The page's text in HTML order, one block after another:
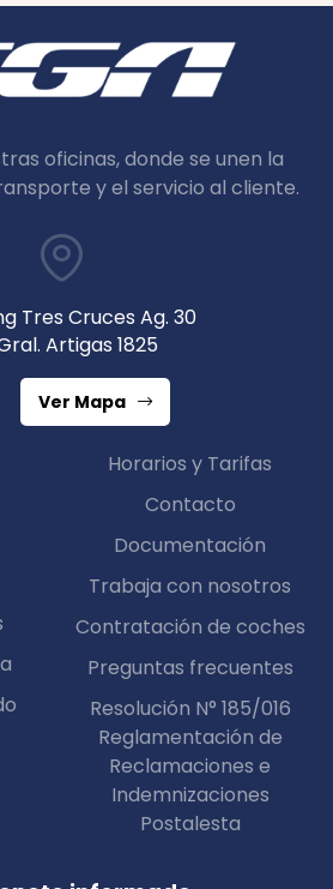
oficinas, donde se unen la
y el servicio al cliente.
Tres Cruces Ag. 30
Artigas 1825
Ver Mapa
Horarios y Tarifas
Contacto
Documentación
Trabaja con nosotros
Contratación de coches
Preguntas frecuentes
Resolución N° 185/016
Reglamentación de
Reclamaciones e
Indemnizaciones
Postalesta